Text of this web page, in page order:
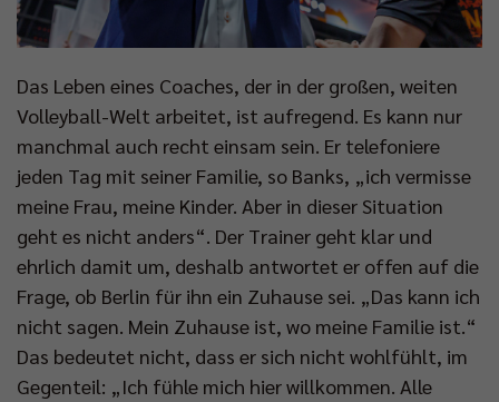
Das Leben eines Coaches, der in der großen, weiten
Volleyball-Welt arbeitet, ist aufregend. Es kann nur
manchmal auch recht einsam sein. Er telefoniere
jeden Tag mit seiner Familie, so Banks, „ich vermisse
meine Frau, meine Kinder. Aber in dieser Situation
geht es nicht anders“. Der Trainer geht klar und
ehrlich damit um, deshalb antwortet er offen auf die
Frage, ob Berlin für ihn ein Zuhause sei. „Das kann ich
nicht sagen. Mein Zuhause ist, wo meine Familie ist.“
Das bedeutet nicht, dass er sich nicht wohlfühlt, im
Gegenteil: „Ich fühle mich hier willkommen. Alle